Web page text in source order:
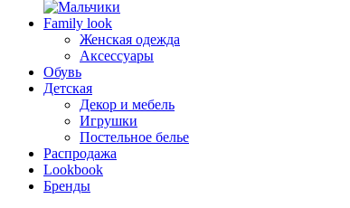
Family look
Женская одежда
Аксессуары
Обувь
Детская
Декор и мебель
Игрушки
Постельное белье
Распродажа
Lookbook
Бренды